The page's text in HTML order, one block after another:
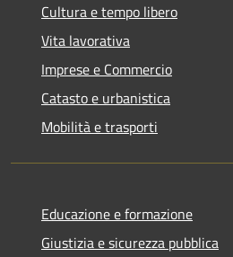
Cultura e tempo libero
Vita lavorativa
Imprese e Commercio
Catasto e urbanistica
Mobilità e trasporti
Educazione e formazione
Giustizia e sicurezza pubblica